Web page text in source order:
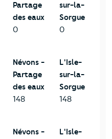
Partage
des eaux
0
sur-la-
Sorgue
0
Névons -
Partage
des eaux
148
L'Isle-
sur-la-
Sorgue
148
Névons -
L'Isle-